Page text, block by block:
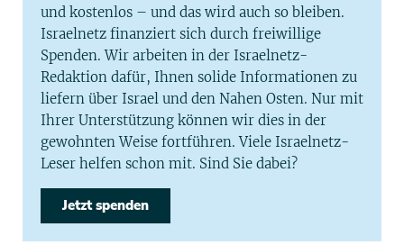
und kostenlos – und das wird auch so bleiben.
Israelnetz finanziert sich durch freiwillige
Spenden. Wir arbeiten in der Israelnetz-
Redaktion dafür, Ihnen solide Informationen zu
liefern über Israel und den Nahen Osten. Nur mit
Ihrer Unterstützung können wir dies in der
gewohnten Weise fortführen. Viele Israelnetz-
Leser helfen schon mit. Sind Sie dabei?
Jetzt spenden